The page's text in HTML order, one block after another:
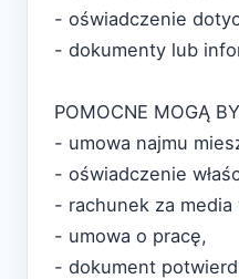
- oświadczenie
- dokumenty lub
POMOCNE MOGĄ
- umowa najmu
- oświadczenie
- rachunek za
- umowa o pracę,
- dokument